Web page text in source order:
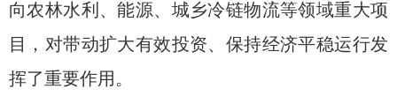
向农林水利、能源、城乡冷链物流等领域重大项
目，对带动扩大有效投资、保持经济平稳运行发
挥了重要作用。